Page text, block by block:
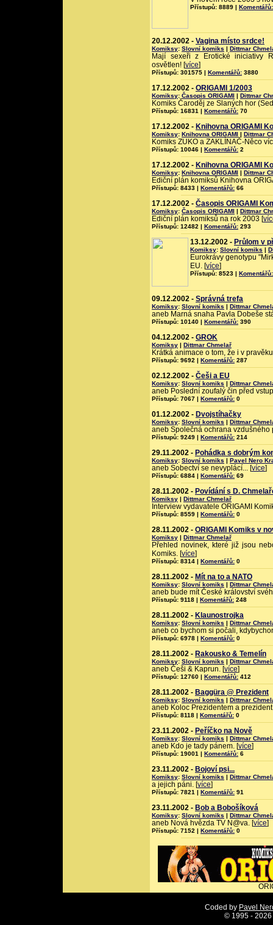
Přístupů: 8889 | Komentářů:
20.12.2002 - Vagina místo srdce!
Komiksy: Slovní komiks | Dittmar
Mají sexeři z Erotické iniciativy
osvětlen! [více]
Přístupů: 301575 | Komentářů: 3880
17.12.2002 - ORIGAMI 1/2003
Komiksy: Časopis ORIGAMI | Dittmar
Komiks Čaroděj ze Slaných hor
Přístupů: 16831 | Komentářů: 70
17.12.2002 - Knihovna ORIGAMI
Komiksy: Knihovna ORIGAMI | Dittmar
Komiks ZUKO a ZAKLÍNAČ-Něco
Přístupů: 10046 | Komentářů: 2
17.12.2002 - Knihovna ORIGAMI
Komiksy: Knihovna ORIGAMI | Dittmar
Ediční plán komiksů Knihovna
Přístupů: 8433 | Komentářů: 66
17.12.2002 - Časopis ORIGAMI
Komiksy: Časopis ORIGAMI | Dittmar
Ediční plán komiksů na rok 2003 [
Přístupů: 12482 | Komentářů: 293
13.12.2002 - Průlom v
Komiksy: Slovní komiks |
Eurokrávy genotypu
EU. [více]
Přístupů: 8523 | Komentářů:
09.12.2002 - Správná trefa
Komiksy: Slovní komiks | Dittmar
aneb Marná snaha Pavla Dobeše
Přístupů: 10140 | Komentářů: 390
04.12.2002 - GROK
Komiksy | Dittmar Chmelař
Krátká animace o tom, že i v
Přístupů: 9692 | Komentářů: 287
02.12.2002 - Češi a EU
Komiksy: Slovní komiks | Dittmar
aneb Poslední zoufalý čin před
Přístupů: 7067 | Komentářů: 0
01.12.2002 - Dvojstíhačky
Komiksy: Slovní komiks | Dittmar
aneb Společná ochrana vzdušného
Přístupů: 9249 | Komentářů: 214
29.11.2002 - Pohádka s dobrým
Komiksy: Slovní komiks | Pavel Nero
aneb Sobectví se nevyplácí... [více]
Přístupů: 6884 | Komentářů: 69
28.11.2002 - Povídání s D.
Komiksy | Dittmar Chmelař
Interview vydavatele ORIGAMI
Přístupů: 8559 | Komentářů: 0
28.11.2002 - ORIGAMI Komiks v
Komiksy | Dittmar Chmelař
Přehled novinek, které již jsou
Komiks. [více]
Přístupů: 8314 | Komentářů: 0
28.11.2002 - Mít na to a NATO
Komiksy: Slovní komiks | Dittmar
aneb bude mít České království
Přístupů: 9118 | Komentářů: 248
28.11.2002 - Klaunostrojka
Komiksy: Slovní komiks | Dittmar
aneb co bychom si počali,
Přístupů: 6978 | Komentářů: 0
28.11.2002 - Rakousko & Temelín
Komiksy: Slovní komiks | Dittmar
aneb Češi & Kaprun. [více]
Přístupů: 12760 | Komentářů: 412
28.11.2002 - Baggüra @ Prezident
Komiksy: Slovní komiks | Dittmar
aneb Koloc Prezidentem a
Přístupů: 8118 | Komentářů: 0
23.11.2002 - Peříčko na Nově
Komiksy: Slovní komiks | Dittmar
aneb Kdo je tady pánem. [více]
Přístupů: 19001 | Komentářů: 6
23.11.2002 - Bojoví psi...
Komiksy: Slovní komiks | Dittmar
a jejich páni. [více]
Přístupů: 7821 | Komentářů: 91
23.11.2002 - Bob a Bobošíková
Komiksy: Slovní komiks | Dittmar
aneb Nová hvězda TV N@va. [více]
Přístupů: 7152 | Komentářů: 0
Coded by Pavel
© 1995 -